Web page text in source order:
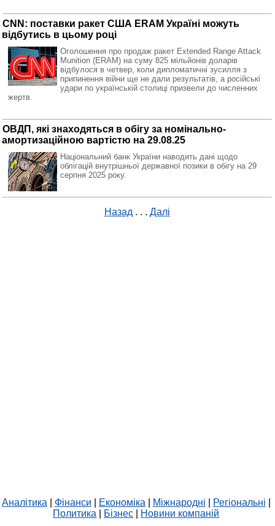
CNN: поставки ракет США ERAM Україні можуть
відбутись в цьому році
Оголошення про продаж ракет Extended Range Attack
Munition (ERAM) на суму 825 мільйонів доларів
відбулося в четвер, коли дипломатичні зусилля з
припинення війни ще не дали результатів, а російські
удари по українській столиці призвели до численних
жертв.
ОВДП, які знаходяться в обігу за номінально-
амортизаційною вартістю на 29.08.25
Національний банк України наводить дані щодо
облігацій внутрішньої державної позики в обігу на 29
серпня 2025 року.
Назад . . . Далі
Аналітика Фінанси Економіка Міжнародні Регіональні
Политика
Бізнес Новини компаній